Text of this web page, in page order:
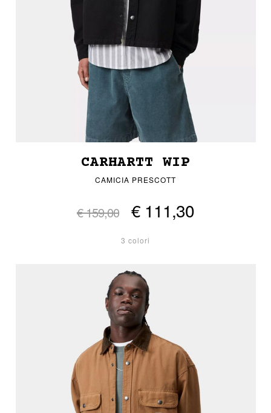
CARHARTT WIP
CAMICIA PRESCOTT
€ 159,00 € 111,30
3 colori